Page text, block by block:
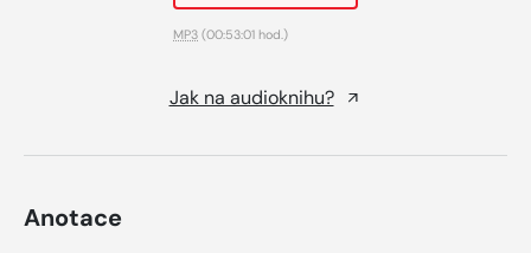
MP3 (00:53:01 hod.)
Jak na audioknihu?
Anotace